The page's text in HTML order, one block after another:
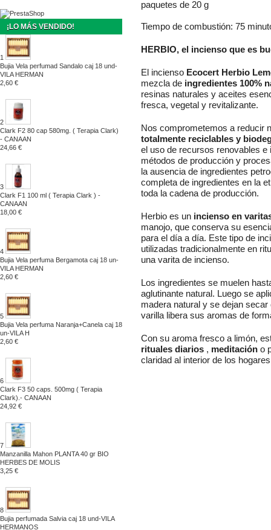
¡LO MÁS VENDIDO!
1
Bujia Vela perfumad Sandalo caj 18 und-
VILA HERMAN
2,60 €
2
Clark F2 80 cap 580mg. ( Terapia Clark)
- CANAAN
24,66 €
3
Clark F1 100 ml ( Terapia Clark ) -
CANAAN
18,00 €
4
Bujia Vela perfuma Bergamota caj 18 un-
VILA HERMAN
2,60 €
5
Bujia Vela perfuma Naranja+Canela caj 18
un-VILA H
2,60 €
6
Clark F3 50 caps. 500mg ( Terapia
Clark).- CANAAN
24,92 €
7
Manzanilla Mahon PLANTA 40 gr BIO
HERBES DE MOLIS
3,25 €
8
Bujia perfumada Salvia caj 18 und-VILA
HERMANOS
paquetes de 20 g
Tiempo de combustión: 75
HERBIO, el incienso que es
El incienso Ecocert Herbio
mezcla de ingredientes 100%
resinas naturales y aceites
fresca, vegetal y revitalizante.
Nos comprometemos a reducir
totalmente reciclables y
el uso de recursos renovables e
métodos de producción y
la ausencia de ingredientes
completa de ingredientes en la
toda la cadena de producción.
Herbio es un incienso en
manojo, que conserva su
para el día a día. Este tipo de
utilizadas tradicionalmente en
una varita de incienso.
Los ingredientes se muelen
aglutinante natural. Luego se
madera natural y se dejan
varilla libera sus aromas de
Con su aroma fresco a limón,
rituales diarios , meditación o
claridad al interior de los